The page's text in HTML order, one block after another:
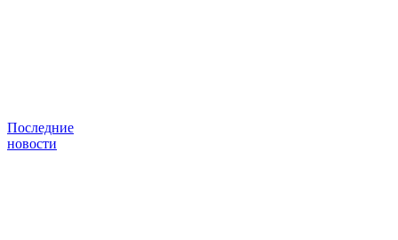
Последние
новости